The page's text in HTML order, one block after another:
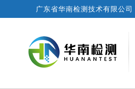
广东省华南检测技术有限公司